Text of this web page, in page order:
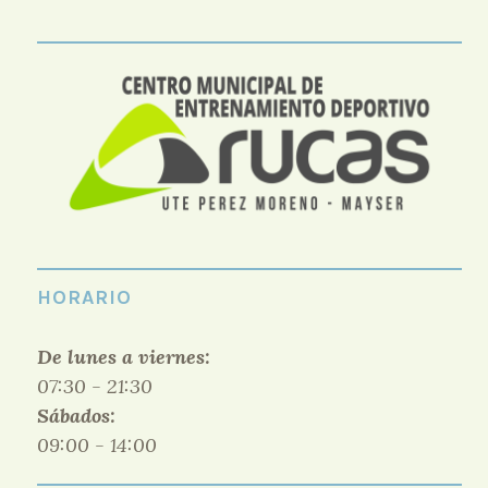
HORARIO
De lunes a viernes:
07:30 - 21:30
Sábados:
09:00 - 14:00